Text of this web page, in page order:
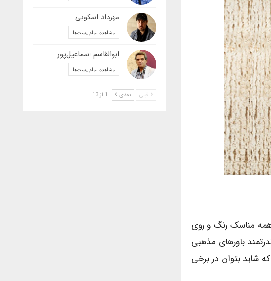
مناسک رنگ و روی
باورهای مذهبی
شاید بتوان در برخی
مهرداد اسکویی
مشاهده تمام پست‌ها
ابوالقاسم اسماعیل‌پور
مشاهده تمام پست‌ها
قبلی بعدی 1 از 13